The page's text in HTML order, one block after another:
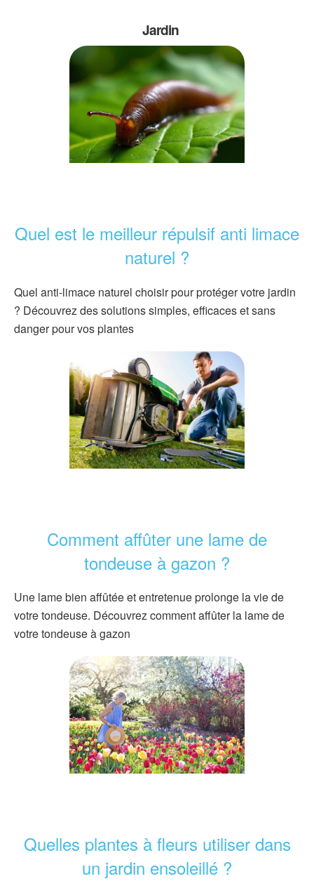
Jardin
Quel est le meilleur répulsif anti limace
naturel ?
Quel anti-limace naturel choisir pour protéger votre jardin
? Découvrez des solutions simples, efficaces et sans
danger pour vos plantes
Comment affûter une lame de
tondeuse à gazon ?
Une lame bien affûtée et entretenue prolonge la vie de
votre tondeuse. Découvrez comment affûter la lame de
votre tondeuse à gazon
Quelles plantes à fleurs utiliser dans
un jardin ensoleillé ?